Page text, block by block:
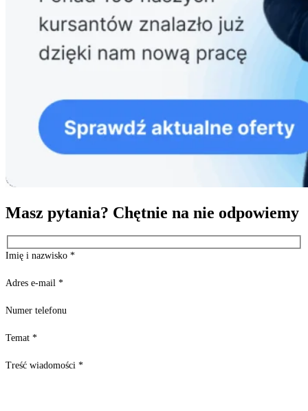
Masz pytania? Chętnie na nie odpowiemy
Imię i nazwisko *
Adres e-mail *
Numer telefonu
Temat *
Treść wiadomości *